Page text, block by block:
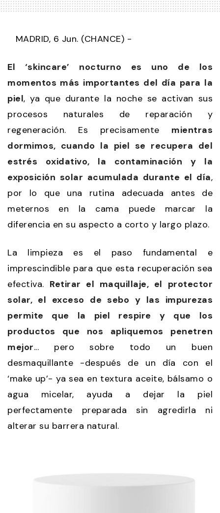
MADRID, 6 Jun. (CHANCE) -
El ‘skincare’ nocturno es uno de los
momentos más importantes del día para la
piel, ya que durante la noche se activan sus
procesos naturales de reparación y
regeneración. Es precisamente mientras
dormimos, cuando la piel se recupera del
estrés oxidativo, la contaminación y la
exposición solar acumulada durante el día,
por lo que una rutina adecuada antes de
meternos en la cama puede marcar la
diferencia en su aspecto a corto y largo plazo.
La limpieza es el paso fundamental e
imprescindible para que esta recuperación sea
efectiva. Retirar el maquillaje, el protector
solar, el exceso de sebo y las impurezas
permite que la piel respire y que los
productos que nos apliquemos penetren
mejor... pero sobre todo un buen
desmaquillante -después de un día con el
‘make up’- ya sea en textura aceite, bálsamo o
agua micelar, ayuda a dejar la piel
perfectamente preparada sin agredirla ni
alterar su barrera natural.